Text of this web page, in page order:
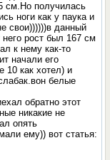
см.Но получилась
ноги как у паука и
свои))))))в данный
рост был 167 см
к нему как-то
начали его
10 как хотел) и
белые
обратно этот
никакие не
опять
ему)) вот статья: